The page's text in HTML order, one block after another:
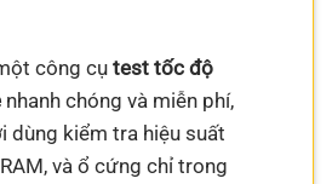
công cụtest tốc độ
nhanh chóng và miễn phí,
dùng kiểm tra hiệu suất
và ổ cứng chỉ trong